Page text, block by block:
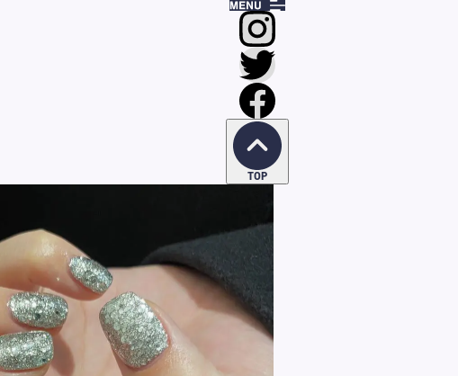
TOP
いということで12月も気合を入れるためにギラギラネイルにしました